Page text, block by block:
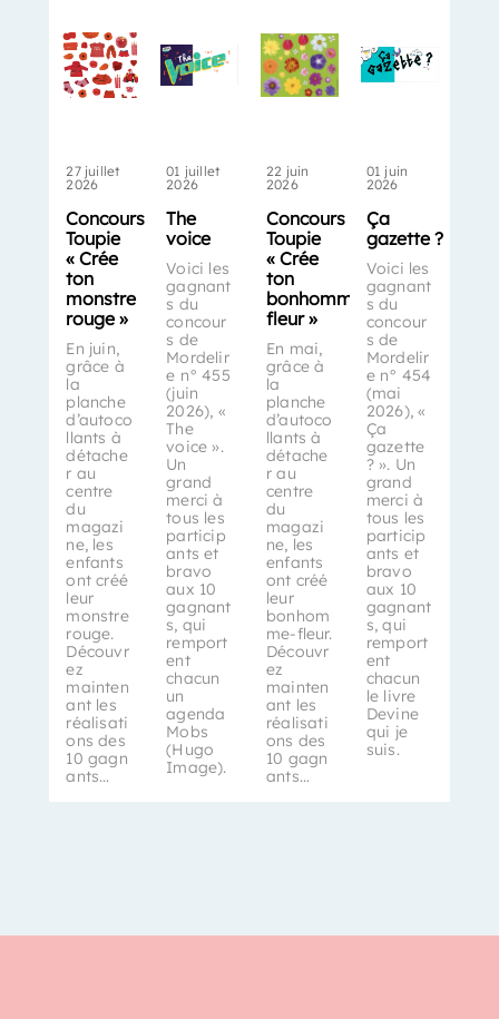
27 juillet
2026
Concours
Toupie
« Crée
ton
monstre
rouge »
En juin,
grâce à
la
planche
d’autoco
llants à
détache
r au
centre
du
magazi
ne, les
enfants
ont créé
leur
monstre
rouge.
Découvr
ez
mainten
ant les
réalisati
ons des
10 gagn
ants…
01 juillet
2026
The
voice
Voici les
gagnant
s du
concour
s de
Mordelir
e n° 455
(juin
2026), «
The
voice ».
Un
grand
merci à
tous les
particip
ants et
bravo
aux 10
gagnant
s, qui
remport
ent
chacun
un
agenda
Mobs
(Hugo
Image).
22 juin
2026
Concours
Toupie
« Crée
ton
bonhomme-
fleur »
En mai,
grâce à
la
planche
d’autoco
llants à
détache
r au
centre
du
magazi
ne, les
enfants
ont créé
leur
bonhom
me-fleur.
Découvr
ez
mainten
ant les
réalisati
ons des
10 gagn
ants…
01 juin
2026
Ça
gazette ?
Voici les
gagnant
s du
concour
s de
Mordelir
e n° 454
(mai
2026), «
Ça
gazette
? ». Un
grand
merci à
tous les
particip
ants et
bravo
aux 10
gagnant
s, qui
remport
ent
chacun
le livre
Devine
qui je
suis.